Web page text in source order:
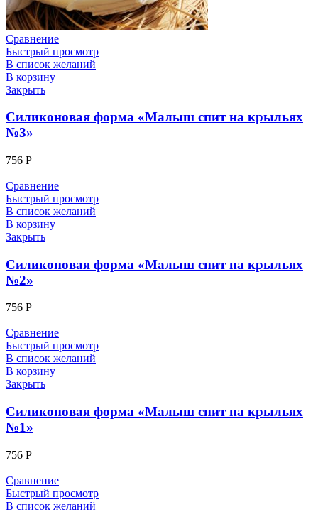
Сравнение
Быстрый просмотр
В список желаний
В корзину
Закрыть
Силиконовая форма «Малыш спит на крыльях
№3»
756 Р
Сравнение
Быстрый просмотр
В список желаний
В корзину
Закрыть
Силиконовая форма «Малыш спит на крыльях
№2»
756 Р
Сравнение
Быстрый просмотр
В список желаний
В корзину
Закрыть
Силиконовая форма «Малыш спит на крыльях
№1»
756 Р
Сравнение
Быстрый просмотр
В список желаний